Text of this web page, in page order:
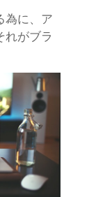
為に、ア
れがブラ